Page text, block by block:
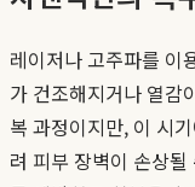
레이저나 고주파를 이
가 건조해지거나 열감
복 과정이지만, 이 시
려 피부 장벽이 손상